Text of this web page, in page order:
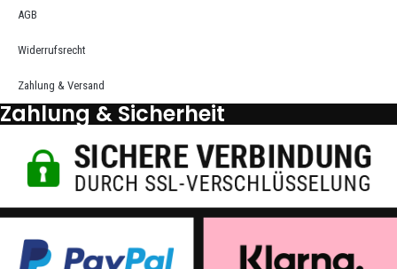
AGB
Widerrufsrecht
Zahlung & Versand
Zahlung & Sicherheit